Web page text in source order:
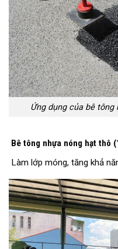
Ứng dụng của bê
Bê tông nhựa nóng hạt thô
Làm lớp móng, tăng khả